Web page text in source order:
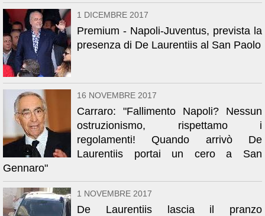
1 DICEMBRE 2017
Premium - Napoli-Juventus, prevista la
presenza di De Laurentiis al San Paolo
16 NOVEMBRE 2017
Carraro: "Fallimento Napoli? Nessun
ostruzionismo, rispettamo i
regolamenti! Quando arrivò De
Laurentiis portai un cero a San
Gennaro"
1 NOVEMBRE 2017
De Laurentiis lascia il pranzo